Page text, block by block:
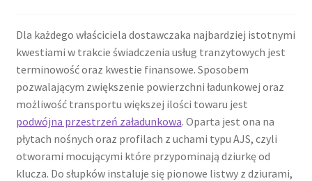
Dla każdego właściciela dostawczaka najbardziej istotnymi
kwestiami w trakcie świadczenia usług tranzytowych jest
terminowość oraz kwestie finansowe. Sposobem
pozwalającym zwiększenie powierzchni ładunkowej oraz
możliwość transportu większej ilości towaru jest
podwójna przestrzeń załadunkowa. Oparta jest ona na
płytach nośnych oraz profilach z uchami typu AJS, czyli
otworami mocującymi które przypominają dziurkę od
klucza. Do słupków instaluje się pionowe listwy z dziurami,